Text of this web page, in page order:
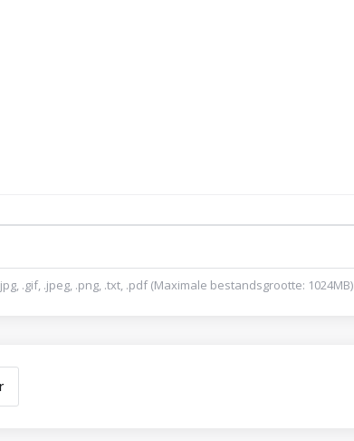
.gif, .jpeg, .png, .txt, .pdf (Maximale bestandsgrootte: 1024MB)